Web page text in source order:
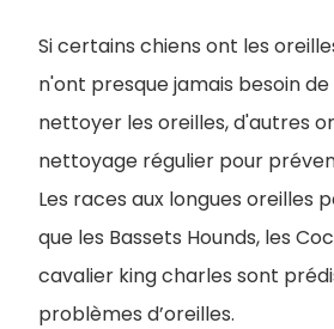
Si certains chiens ont les
n'ont presque jamais besoin
nettoyer les oreilles, d'autres
nettoyage régulier pour
Les races aux longues oreilles
que les Bassets Hounds, les
cavalier king charles sont
problèmes d’oreilles.